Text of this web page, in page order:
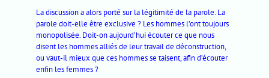
La discussion a alors porté sur la légitimité de la parole. La
parole doit-elle être exclusive ? Les hommes l’ont toujours
monopolisée. Doit-on aujourd’hui écouter ce que nous
disent les hommes alliés de leur travail de déconstruction,
ou vaut-il mieux que ces hommes se taisent, afin d’écouter
enfin les femmes ?